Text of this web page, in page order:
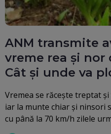
ANM transmite
vreme rea și nor
Cât și unde va
Vremea se răcește treptat
iar la munte chiar şi ninsori
cu până la 70 km/h zilele